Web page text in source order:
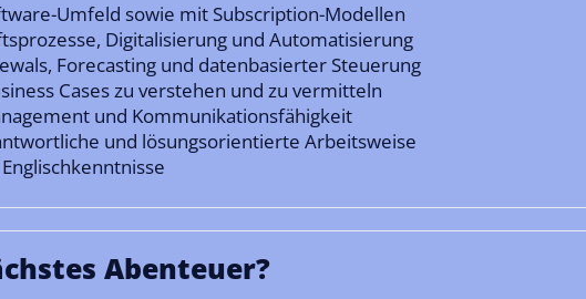
Umfeld sowie mit Subscription-Modellen
Digitalisierung und Automatisierung
Forecasting und datenbasierter Steuerung
Cases zu verstehen und zu vermitteln
und Kommunikationsfähigkeit
und lösungsorientierte Arbeitsweise
Abenteuer?